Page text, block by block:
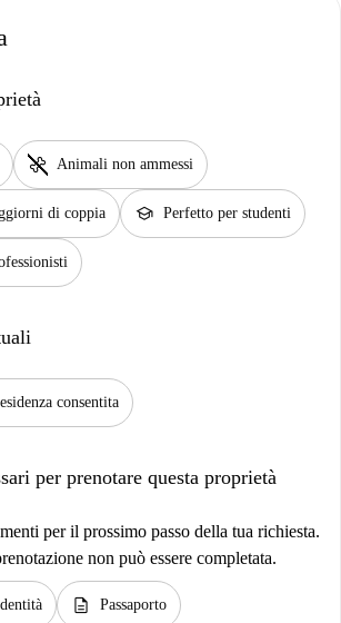
pet_supplies Animali non ammessi
di coppia school Perfetto per studenti
consentita
per prenotare questa proprietà
per il prossimo passo della tua richiesta.
non può essere completata.
description Passaporto